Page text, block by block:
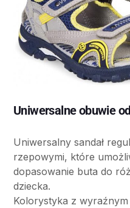
Uniwersalne obuwie
Uniwersalny sandał
rzepowymi, które
dopasowanie buta do
dziecka.
Kolorystyka z